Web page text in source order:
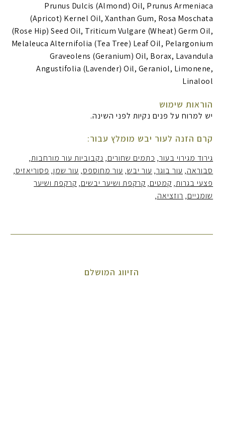
Prunus Dulcis (Almond) Oil, Prunus Armeniaca
(Apricot) Kernel Oil, Xanthan Gum, Rosa Moschata
(Rose Hip) Seed Oil, Triticum Vulgare (Wheat) Germ Oil,
Melaleuca Alternifolia (Tea Tree) Leaf Oil, Pelargonium
Graveolens (Geranium) Oil, Borax, Lavandula
Angustifolia (Lavender) Oil, Geraniol, Limonene,
Linalool
הוראות שימוש
יש למרוח על פנים נקיות לפני השינה.
קרם הזנה לעור יבש מומלץ עבור:
גירוד מגירוי בעור כתמים שחורים נקבוביות עור מורחבות
סבוראה עור בוגר עור יבש עור מחוספס עור שמן פסוריאזיס
פצעי בגרות קמטים קרקפת ושיער יבשים קרקפת ושיער
שומניים רוזציאה
הזיווג המושלם